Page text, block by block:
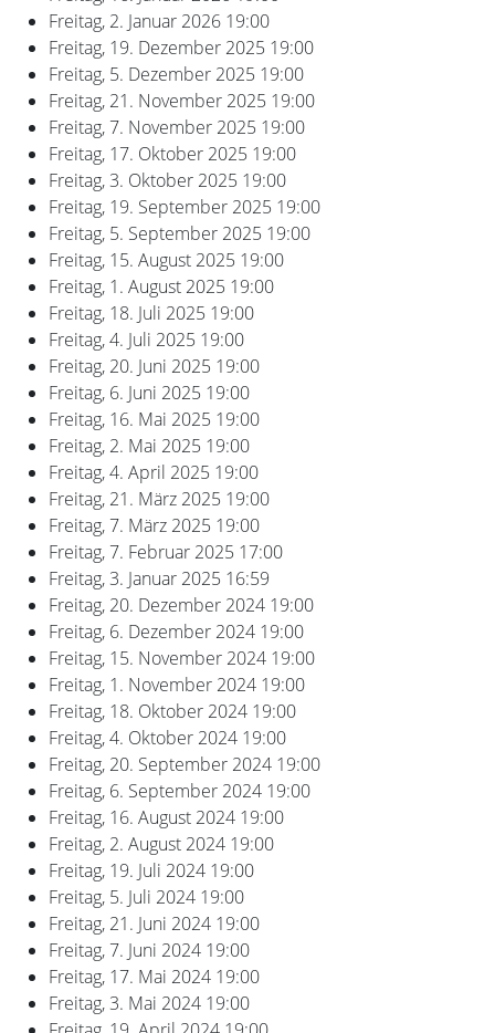
Freitag, 2. Januar 2026 19:00
Freitag, 19. Dezember 2025 19:00
Freitag, 5. Dezember 2025 19:00
Freitag, 21. November 2025 19:00
Freitag, 7. November 2025 19:00
Freitag, 17. Oktober 2025 19:00
Freitag, 3. Oktober 2025 19:00
Freitag, 19. September 2025 19:00
Freitag, 5. September 2025 19:00
Freitag, 15. August 2025 19:00
Freitag, 1. August 2025 19:00
Freitag, 18. Juli 2025 19:00
Freitag, 4. Juli 2025 19:00
Freitag, 20. Juni 2025 19:00
Freitag, 6. Juni 2025 19:00
Freitag, 16. Mai 2025 19:00
Freitag, 2. Mai 2025 19:00
Freitag, 4. April 2025 19:00
Freitag, 21. März 2025 19:00
Freitag, 7. März 2025 19:00
Freitag, 7. Februar 2025 17:00
Freitag, 3. Januar 2025 16:59
Freitag, 20. Dezember 2024 19:00
Freitag, 6. Dezember 2024 19:00
Freitag, 15. November 2024 19:00
Freitag, 1. November 2024 19:00
Freitag, 18. Oktober 2024 19:00
Freitag, 4. Oktober 2024 19:00
Freitag, 20. September 2024 19:00
Freitag, 6. September 2024 19:00
Freitag, 16. August 2024 19:00
Freitag, 2. August 2024 19:00
Freitag, 19. Juli 2024 19:00
Freitag, 5. Juli 2024 19:00
Freitag, 21. Juni 2024 19:00
Freitag, 7. Juni 2024 19:00
Freitag, 17. Mai 2024 19:00
Freitag, 3. Mai 2024 19:00